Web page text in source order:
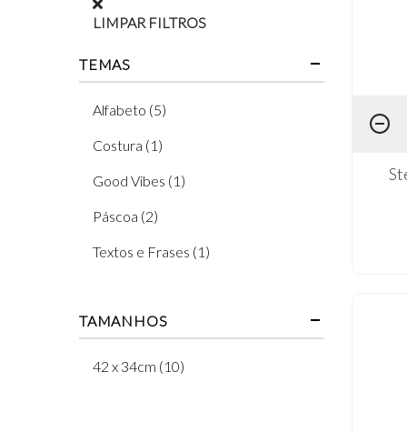
LIMPAR FILTROS
TEMAS
Alfabeto (5)
Costura (1)
Good Vibes (1)
Páscoa (2)
Textos e Frases (1)
TAMANHOS
42 x 34cm (10)